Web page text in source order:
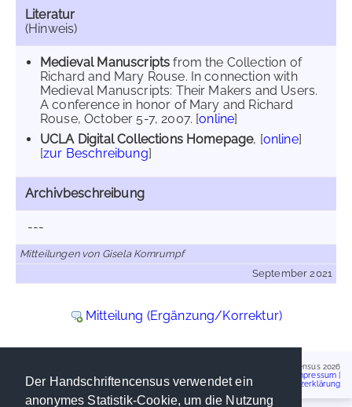
Der Handschriftencensus verwendet ein
anonymes Statistik-Cookie, um die Nutzung
Literatur
(Hinweis)
Medieval Manuscripts from the Collection of
Richard and Mary Rouse. In connection with
Medieval Manuscripts: Their Makers and Users.
A conference in honor of Mary and Richard
Rouse, October 5-7, 2007. [online]
UCLA Digital Collections Homepage, [online]
[zur Beschreibung]
Archivbeschreibung
---
Mitteilungen von Gisela Kornrumpf
September 2021
Mitteilung (Ergänzung/Korrektur)
Handschriftencensus 2026
Impressum
Datenschutzerklärung